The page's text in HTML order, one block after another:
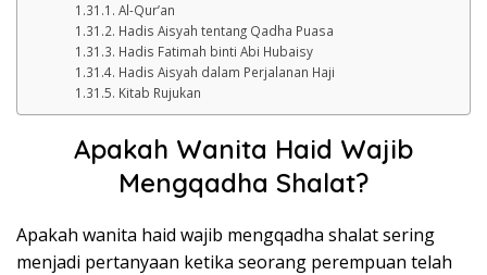
Al-Qur’an
Hadis Aisyah tentang Qadha Puasa
Hadis Fatimah binti Abi Hubaisy
Hadis Aisyah dalam Perjalanan Haji
Kitab Rujukan
Apakah Wanita Haid Wajib
Mengqadha Shalat?
Apakah wanita haid wajib mengqadha shalat sering
menjadi pertanyaan ketika seorang perempuan telah